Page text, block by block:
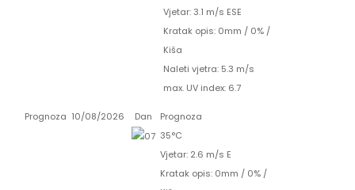
Vjetar: 3.1 m/s ESE
Kratak opis: 0mm / 0%/
Kiša
Naleti vjetra: 5.3 m/s
max. UV index: 6.7
Prognoza 10/08/2026 Dan
Prognoza
35°C
Vjetar: 2.6 m/s E
Kratak opis: 0mm / 0%/